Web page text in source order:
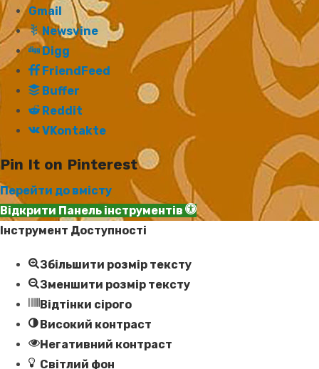
Gmail
Newsvine
Digg
FriendFeed
Buffer
Reddit
VKontakte
Pin It on Pinterest
Перейти до вмісту
Відкрити Панель інструментів
Інструмент Доступності
Збільшити розмір тексту
Зменшити розмір тексту
Відтінки сірого
Високий контраст
Негативний контраст
Світлий фон